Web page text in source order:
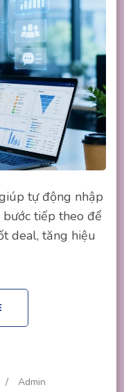
tự động nhập
tiếp theo để
deal, tăng hiệu
/ Admin